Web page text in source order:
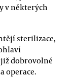
v některých
sterilizace,
dobrovolné
operace.